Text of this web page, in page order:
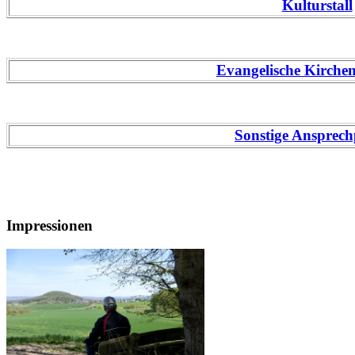
Kulturstall
Evangelische
Sonstige
Impressionen